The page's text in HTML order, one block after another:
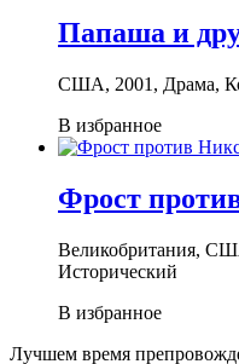
Папаша и
США, 2001, Драма,
В избранное
Фрост
Великобритания,
Исторический
В избранное
Лучшем время